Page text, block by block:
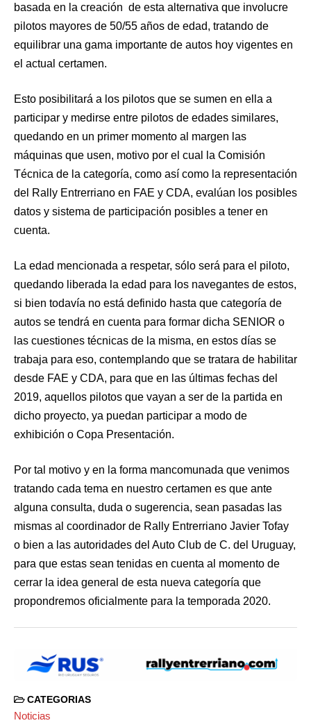
basada en la creación de esta alternativa que involucre
pilotos mayores de 50/55 años de edad, tratando de
equilibrar una gama importante de autos hoy vigentes en
el actual certamen.
Esto posibilitará a los pilotos que se sumen en ella a
participar y medirse entre pilotos de edades similares,
quedando en un primer momento al margen las
máquinas que usen, motivo por el cual la Comisión
Técnica de la categoría, como así como la representación
del Rally Entrerriano en FAE y CDA, evalúan los posibles
datos y sistema de participación posibles a tener en
cuenta.
La edad mencionada a respetar, sólo será para el piloto,
quedando liberada la edad para los navegantes de estos,
si bien todavía no está definido hasta que categoría de
autos se tendrá en cuenta para formar dicha SENIOR o
las cuestiones técnicas de la misma, en estos días se
trabaja para eso, contemplando que se tratara de habilitar
desde FAE y CDA, para que en las últimas fechas del
2019, aquellos pilotos que vayan a ser de la partida en
dicho proyecto, ya puedan participar a modo de
exhibición o Copa Presentación.
Por tal motivo y en la forma mancomunada que venimos
tratando cada tema en nuestro certamen es que ante
alguna consulta, duda o sugerencia, sean pasadas las
mismas al coordinador de Rally Entrerriano Javier Tofay
o bien a las autoridades del Auto Club de C. del Uruguay,
para que estas sean tenidas en cuenta al momento de
cerrar la idea general de esta nueva categoría que
propondremos oficialmente para la temporada 2020.
CATEGORIAS
Noticias